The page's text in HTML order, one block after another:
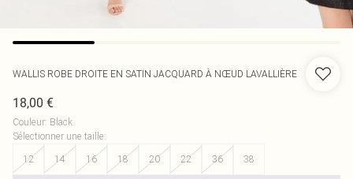
WALLIS ROBE DROITE EN SATIN JACQUARD À NŒUD LAVALLIÈRE
18,00 €
Couleur: Black
Sélectionner une taille:
12
14 16 18 20 22 36 38